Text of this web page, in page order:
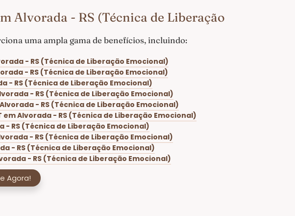
Alvorada - RS (Técnica de Liberação
uma ampla gama de benefícios, incluindo:
- RS (Técnica de Liberação Emocional)
- RS (Técnica de Liberação Emocional)
- RS (Técnica de Liberação Emocional)
- RS (Técnica de Liberação Emocional)
Alvorada - RS (Técnica de Liberação Emocional)
em Alvorada - RS (Técnica de Liberação Emocional)
- RS (Técnica de Liberação Emocional)
- RS (Técnica de Liberação Emocional)
- RS (Técnica de Liberação Emocional)
- RS (Técnica de Liberação Emocional)
Agora!